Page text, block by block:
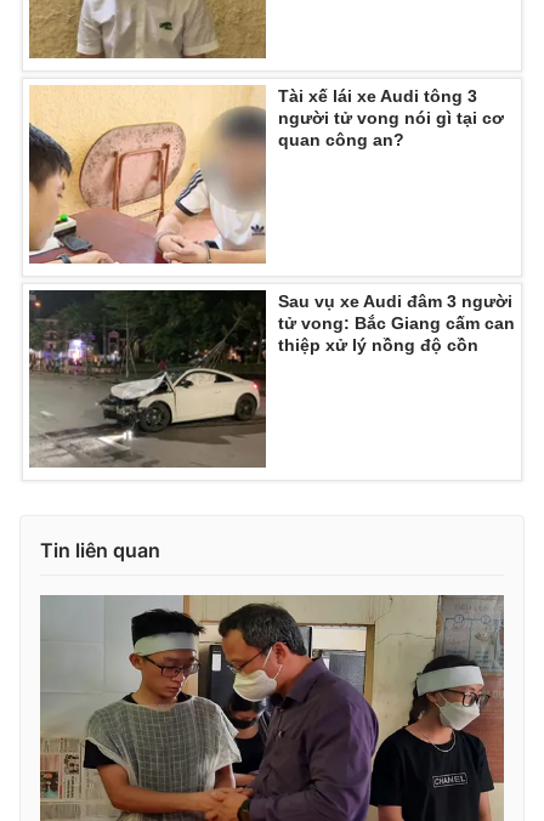
Thị trường 24h Tấm lòng Việt
VTV4 Vươn mình bằng AI
VTV9 VTV8
Liên hệ tòa soạn English
THỜI BÁO VTV
Cơ quan báo chí:Thời báo VTV
Giấy phép hoạt động báo in và báo điện tử số 483/GP-BTTTT
cấp ngày 29/12/2023
Tổng Biên tập:Vũ Thanh Thủy
Phó Tổng Biên tập:Nguyễn Thị Mỹ Hạnh, Phạm Quốc Thắng,
Nguyễn Trọng Ninh
Tổng đài VTV:024.38 355 931 - 024.38 355 932
Tài xế lái xe Audi tông 3
người tử vong nói gì tại cơ
quan công an?
Sau vụ xe Audi đâm 3 người
tử vong: Bắc Giang cấm can
thiệp xử lý nồng độ cồn
Tin liên quan